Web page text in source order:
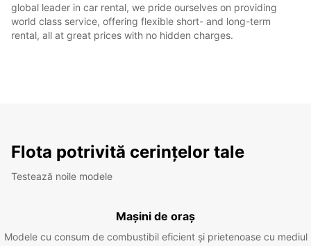
global leader in car rental, we pride ourselves on providing
world class service, offering flexible short- and long-term
rental, all at great prices with no hidden charges.
Flota potrivită cerințelor tale
Testează noile modele
Mașini de oraș
Modele cu consum de combustibil eficient și prietenoase cu mediul